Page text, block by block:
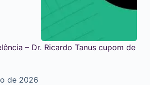
– Dr. Ricardo Tanus cupom de
de 2026